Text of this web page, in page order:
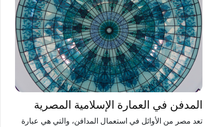
المدفن في العمارة الإسلامية المصرية
تعد مصر من الأوائل في استعمال المدافن، والتي هي عبارة